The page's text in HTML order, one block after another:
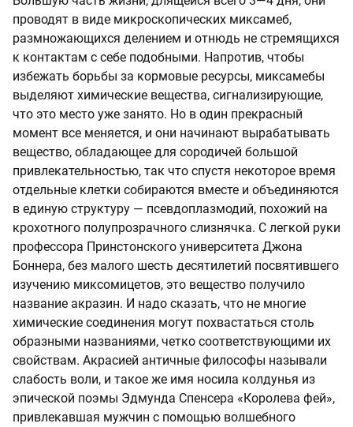
проводят в виде микроскопических миксамеб,
размножающихся делением и отнюдь не стремящихся
к контактам с себе подобными. Напротив, чтобы
избежать борьбы за кормовые ресурсы, миксамебы
выделяют химические вещества, сигнализирующие,
что это место уже занято. Но в один прекрасный
момент все меняется, и они начинают вырабатывать
вещество, обладающее для сородичей большой
привлекательностью, так что спустя некоторое время
отдельные клетки собираются вместе и объединяются
в единую структуру — псевдоплазмодий, похожий на
крохотного полупрозрачного слизнячка. С легкой руки
профессора Принстонского университета Джона
Боннера, без малого шесть десятилетий посвятившего
изучению миксомицетов, это вещество получило
название акразин. И надо сказать, что не многие
химические соединения могут похвастаться столь
образными названиями, четко соответствующими их
свойствам. Акрасией античные философы называли
слабость воли, и такое же имя носила колдунья из
эпической поэмы Эдмунда Спенсера «Королева фей»,
привлекавшая мужчин с помощью волшебного